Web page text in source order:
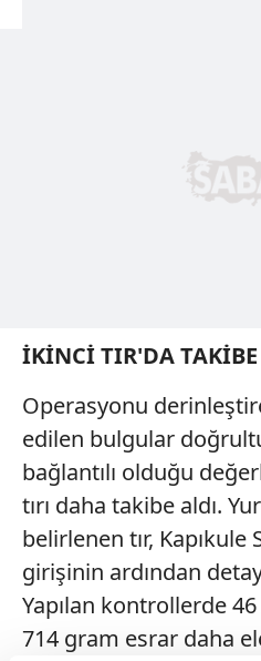
İKİNCİ TIR'DA
Operasyonu
edilen bulgular
bağlantılı olduğu
tırı daha takibe aldı.
belirlenen tır, Kapıkule
girişinin ardından
Yapılan kontrollerde
714 gram esrar daha